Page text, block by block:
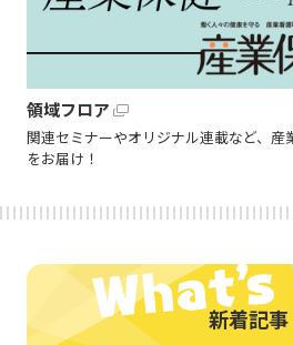
領域フロア
関連セミナーやオリジナル連載など、産
をお届け！
新着記事